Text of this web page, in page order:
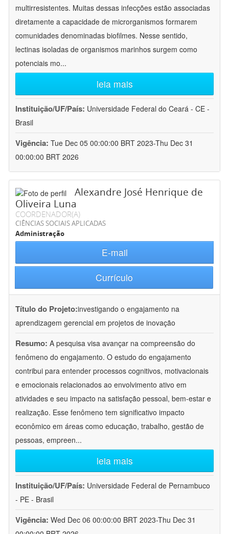
multirresistentes. Muitas dessas infecções estão associadas
diretamente a capacidade de microrganismos formarem
comunidades denominadas biofilmes. Nesse sentido,
lectinas isoladas de organismos marinhos surgem como
potenciais mo...
leia mais
Instituição/UF/País: Universidade Federal do Ceará - CE -
Brasil
Vigência: Tue Dec 05 00:00:00 BRT 2023-Thu Dec 31
00:00:00 BRT 2026
Alexandre José Henrique de
Oliveira Luna
COORDENADOR(A)
CIÊNCIAS SOCIAIS APLICADAS
Administração
E-mail
Currículo
Título do Projeto:investigando o engajamento na
aprendizagem gerencial em projetos de inovação
Resumo: A pesquisa visa avançar na compreensão do
fenômeno do engajamento. O estudo do engajamento
contribui para entender processos cognitivos, motivacionais
e emocionais relacionados ao envolvimento ativo em
atividades e seu impacto na satisfação pessoal, bem-estar e
realização. Esse fenômeno tem significativo impacto
econômico em áreas como educação, trabalho, gestão de
pessoas, empreen...
leia mais
Instituição/UF/País: Universidade Federal de Pernambuco
- PE - Brasil
Vigência: Wed Dec 06 00:00:00 BRT 2023-Thu Dec 31